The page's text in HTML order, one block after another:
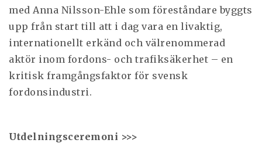
med Anna Nilsson-Ehle som föreståndare byggts
upp från start till att i dag vara en livaktig,
internationellt erkänd och välrenommerad
aktör inom fordons- och trafiksäkerhet – en
kritisk framgångsfaktor för svensk
fordonsindustri.
Utdelningsceremoni >>>